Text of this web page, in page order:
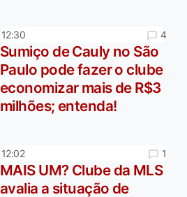
12:30 4
Sumiço de Cauly no São
Paulo pode fazer o clube
economizar mais de R$3
milhões; entenda!
12:02 1
MAIS UM? Clube da MLS
avalia a situação de